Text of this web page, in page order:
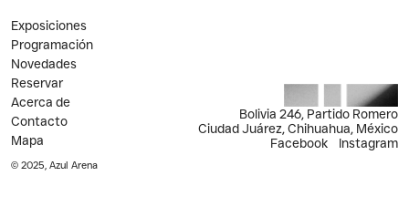
Exposiciones
Programación
Novedades
Reservar
Acerca de
Contacto
Mapa
Bolivia 246, Partido Romero
Ciudad Juárez, Chihuahua, México
Facebook
Instagram
© 2025, Azul Arena